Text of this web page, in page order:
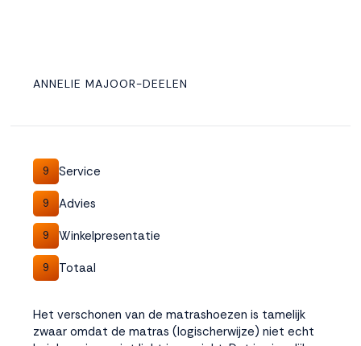
ANNELIE MAJOOR-DEELEN
9 Service
9 Advies
9 Winkelpresentatie
9 Totaal
Het verschonen van de matrashoezen is tamelijk
zwaar omdat de matras (logischerwijze) niet echt